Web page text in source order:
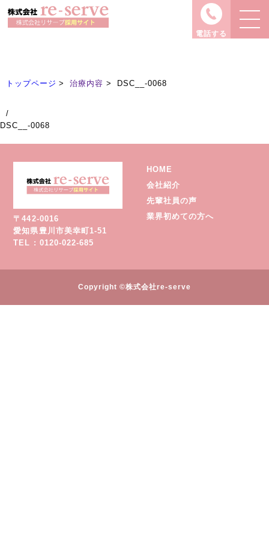
電話する
Treatment
トップページ 治療内容 DSC__-0068
/
DSC__-0068
〒442-0016
愛知県豊川市美幸町1-51
TEL : 0120-022-685
HOME
会社紹介
先輩社員の声
業界初めての方へ
Copyright ©株式会社re-serve